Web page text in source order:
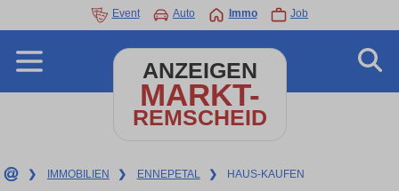
Event Auto Immo Job
ANZEIGEN
MARKT-
REMSCHEID
❯ IMMOBILIEN ❯ ENNEPETAL ❯ HAUS-KAUFEN